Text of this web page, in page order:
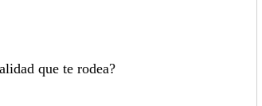
que te rodea?